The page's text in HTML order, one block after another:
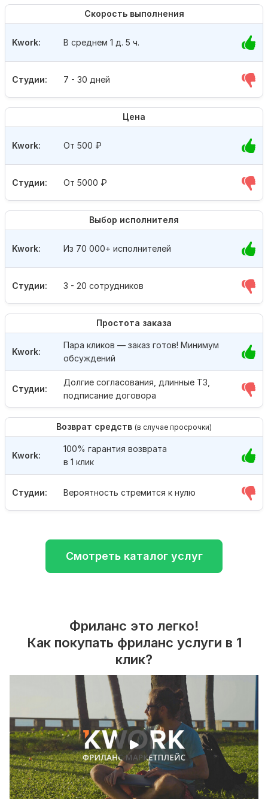
Скорость выполнения
Студии: 7 - 30 дней
Kwork: В среднем 1 д. 5 ч.
Цена
Студии: От 5000 ₽
Kwork: От 500 ₽
Выбор исполнителя
Студии: 3 - 20 сотрудников
Kwork: Из 70 000+ исполнителей
Простота заказа
Студии:
Долгие согласования, длинные ТЗ,
подписание договора
Kwork:
Пара кликов — заказ готов! Минимум
обсуждений
Возврат средств (в случае просрочки)
Студии: Вероятность стремится к нулю
Kwork:
100% гарантия возврата
в 1 клик
Смотреть каталог услуг
Фриланс это легко!
Как покупать фриланс услуги в 1
клик?